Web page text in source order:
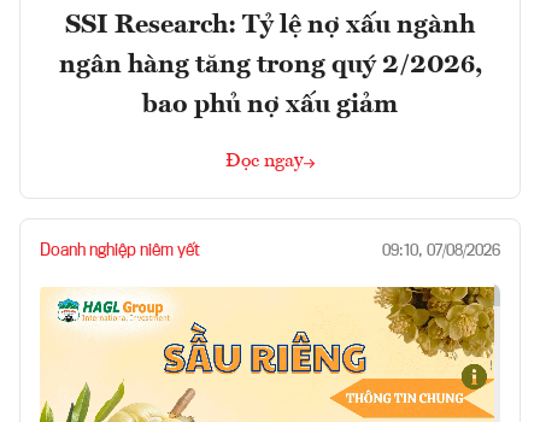
SSI Research: Tỷ lệ nợ xấu ngành
ngân hàng tăng trong quý 2/2026,
bao phủ nợ xấu giảm
Đọc ngay
Doanh nghiệp niêm yết 09:10, 07/08/2026